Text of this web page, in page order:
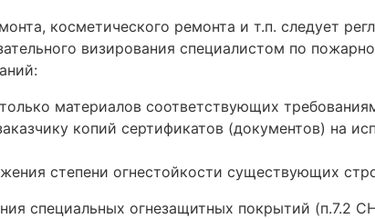
косметического ремонта и т.п. следует
визирования специалистом по
материалов соответствующих
копий сертификатов (документов) на
степени огнестойкости существующих
специальных огнезащитных покрытий (п.7.2